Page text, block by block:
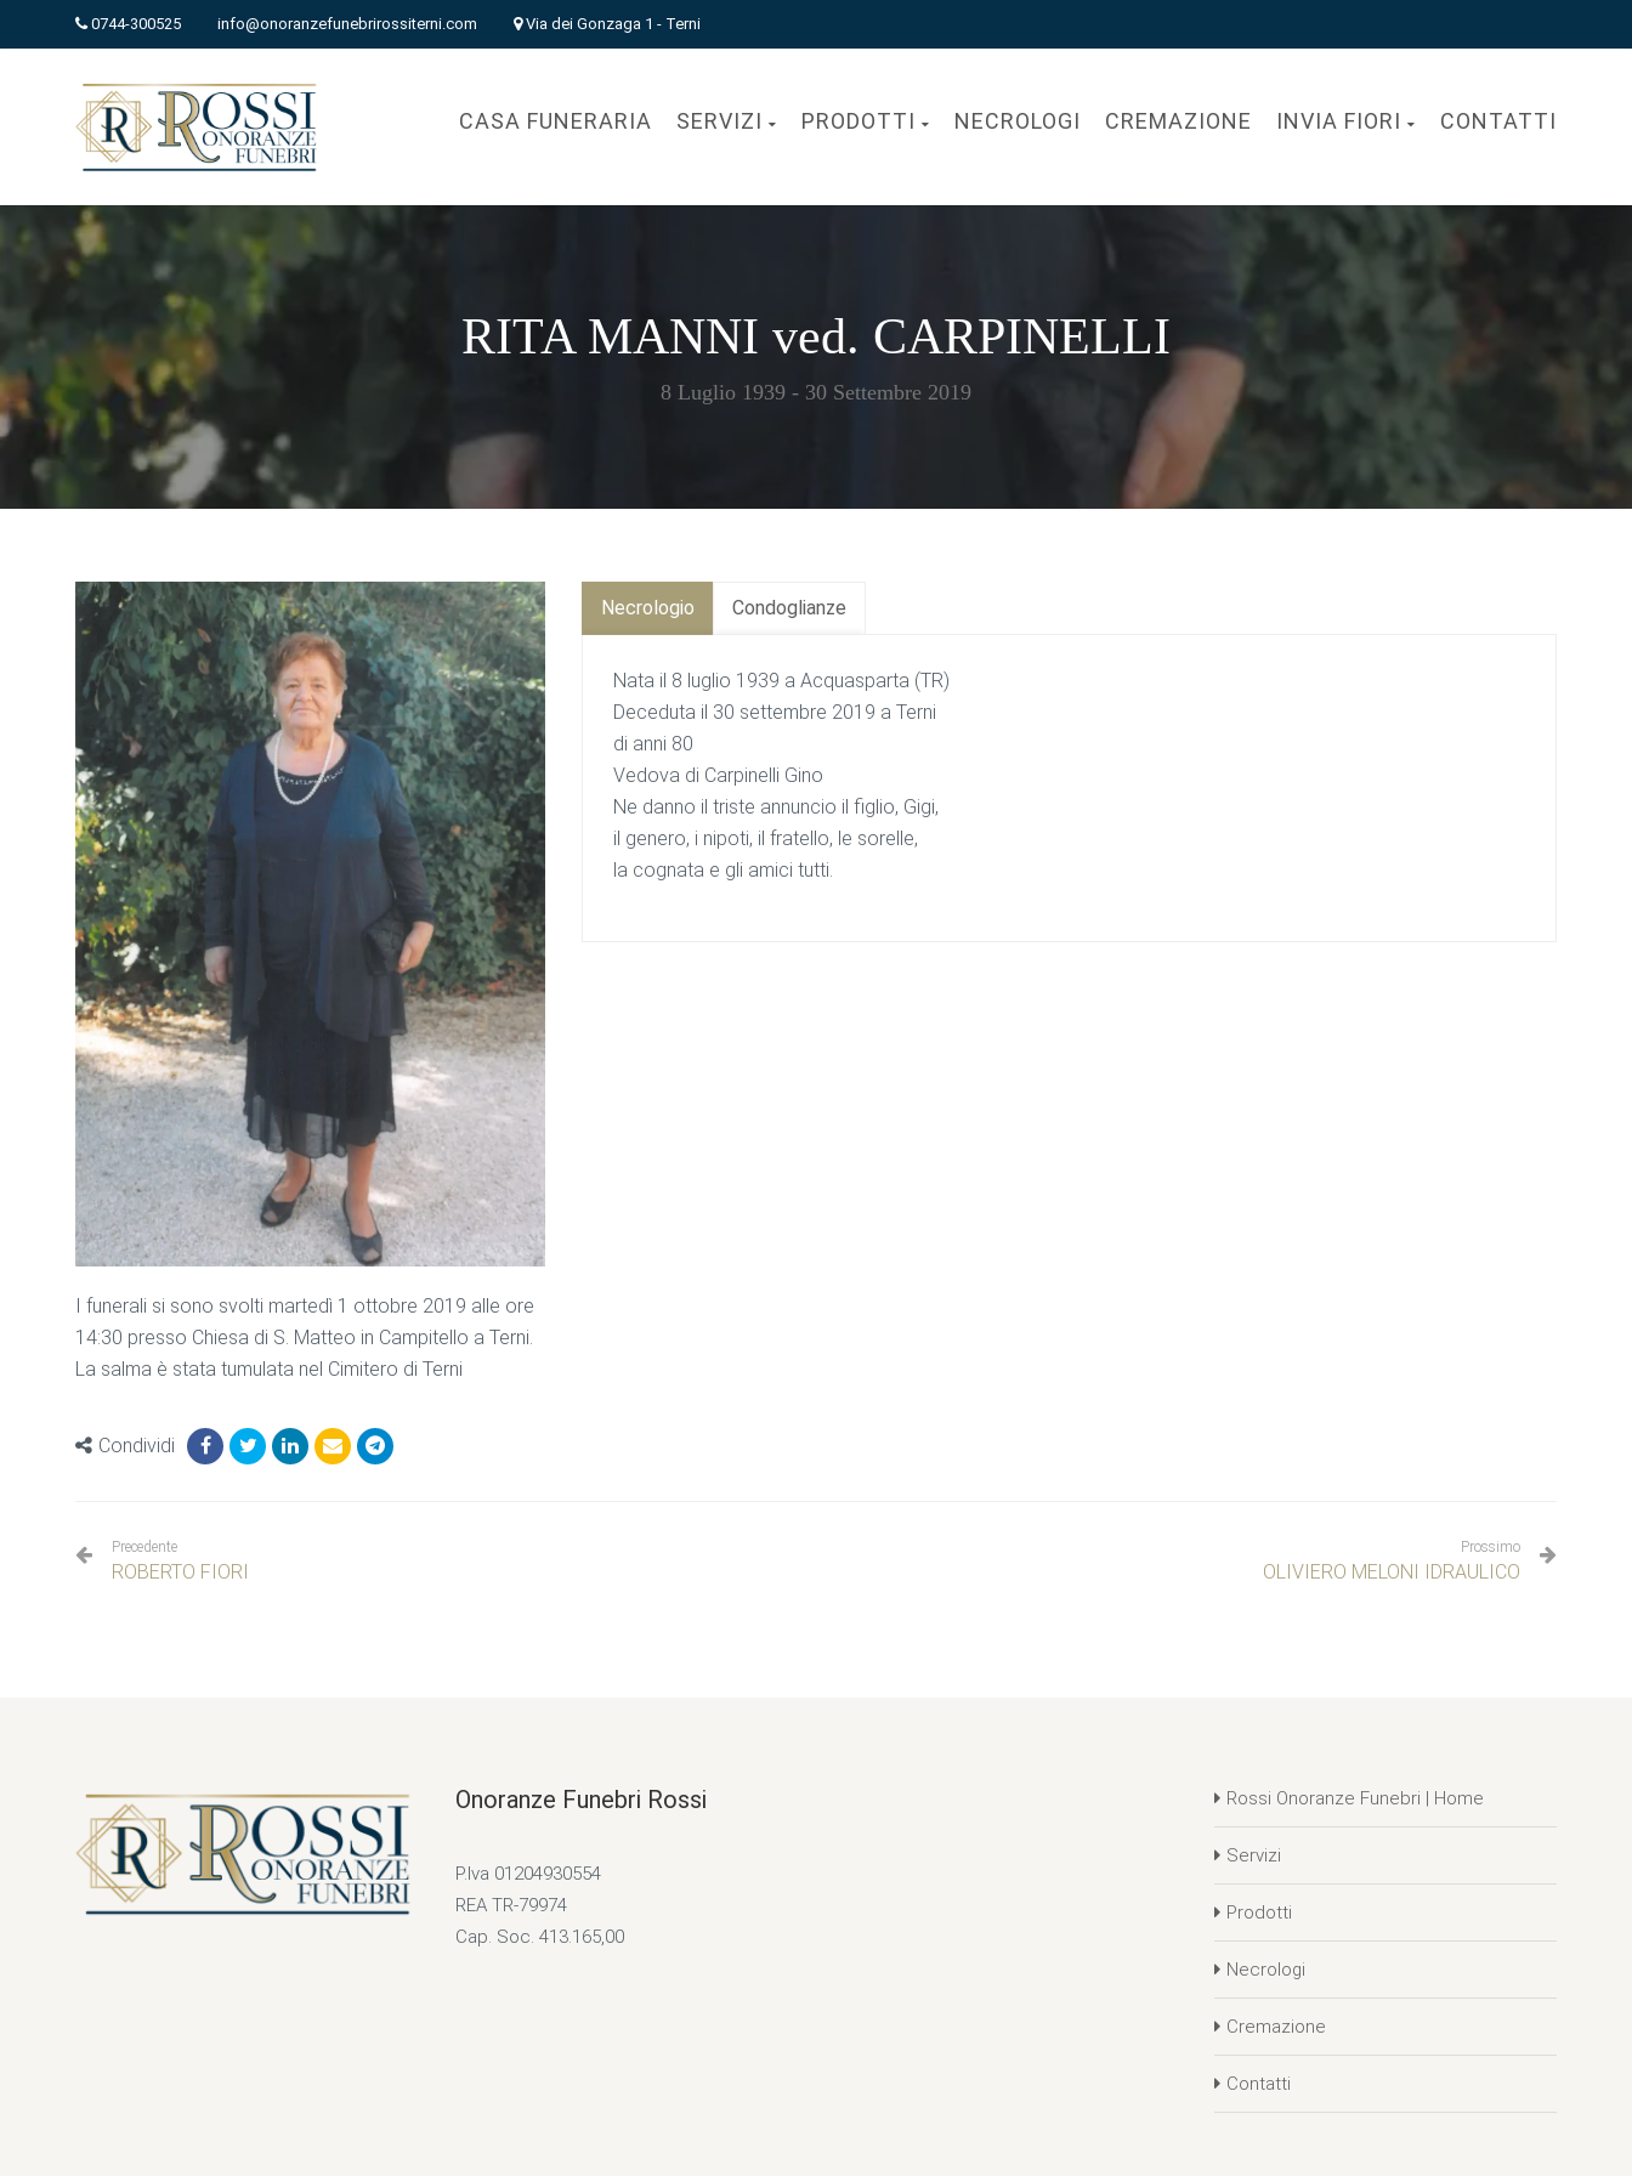
0744-300525 info@onoranzefunebrirossiterni.com Via dei Gonzaga 1 - Terni
CASA FUNERARIA SERVIZI PRODOTTI NECROLOGI CREMAZIONE INVIA FIORI CONTATTI
RITA MANNI ved. CARPINELLI
8 Luglio 1939 - 30 Settembre 2019
I funerali si sono svolti martedì 1 ottobre 2019 alle ore
14:30 presso Chiesa di S. Matteo in Campitello a Terni.
La salma è stata tumulata nel Cimitero di Terni
Condividi
Necrologio Condoglianze
Nata il 8 luglio 1939 a Acquasparta (TR)
Deceduta il 30 settembre 2019 a Terni
di anni 80
Vedova di Carpinelli Gino
Ne danno il triste annuncio il figlio, Gigi,
il genero, i nipoti, il fratello, le sorelle,
la cognata e gli amici tutti.
Precedente
ROBERTO FIORI
Prossimo
OLIVIERO MELONI IDRAULICO
Onoranze Funebri Rossi
P.Iva 01204930554
REA TR-79974
Cap. Soc. 413.165,00
Rossi Onoranze Funebri | Home
Servizi
Prodotti
Necrologi
Cremazione
Contatti